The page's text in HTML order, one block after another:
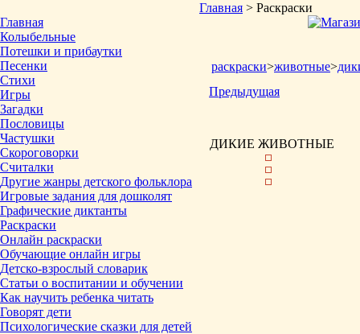
Главная
Колыбельные
Потешки и прибаутки
Песенки
Стихи
Игры
Загадки
Пословицы
Частушки
Скороговорки
Считалки
Другие жанры детского фольклора
Игровые задания для дошколят
Графические диктанты
Раскраски
Онлайн раскраски
Обучающие онлайн игры
Детско-взрослый словарик
Статьи о воспитании и обучении
Как научить ребенка читать
Говорят дети
Психологические сказки для детей
Главная > Раскраски
раскраски>животные>
Предыдущая
ДИКИЕ ЖИВОТНЫЕ